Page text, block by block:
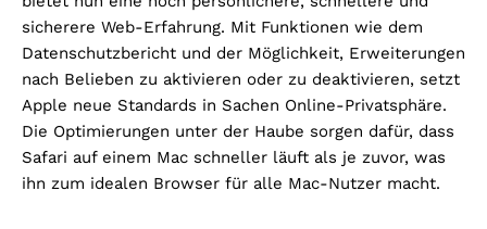
sicherere Web-Erfahrung. Mit Funktionen wie dem
Datenschutzbericht und der Möglichkeit, Erweiterungen
nach Belieben zu aktivieren oder zu deaktivieren, setzt
Apple neue Standards in Sachen Online-Privatsphäre.
Die Optimierungen unter der Haube sorgen dafür, dass
Safari auf einem Mac schneller läuft als je zuvor, was
ihn zum idealen Browser für alle Mac-Nutzer macht.